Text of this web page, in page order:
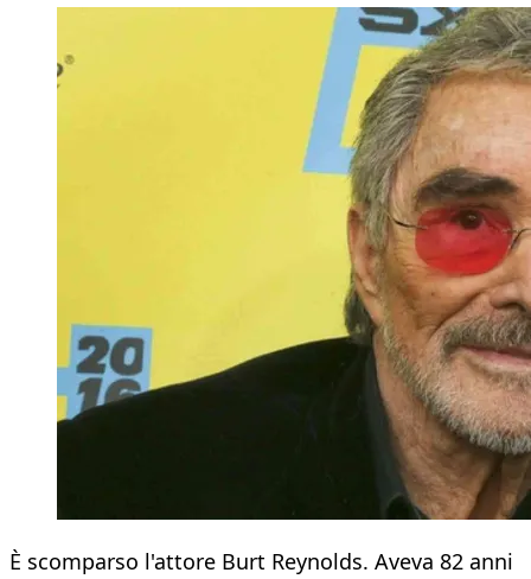
È scomparso l'attore Burt Reynolds. Aveva 82 anni